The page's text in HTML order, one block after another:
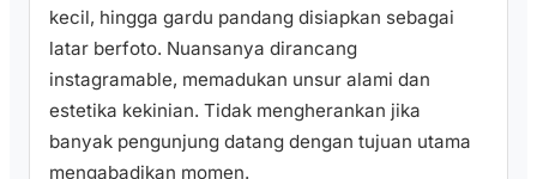
kecil, hingga gardu pandang disiapkan sebagai
latar berfoto. Nuansanya dirancang
instagramable, memadukan unsur alami dan
estetika kekinian. Tidak mengherankan jika
banyak pengunjung datang dengan tujuan utama
mengabadikan momen.